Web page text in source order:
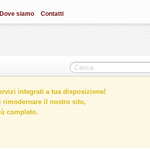
Dove siamo Contatti
integrati a tua disposizione!
rimodernare il nostro sito,
completo.